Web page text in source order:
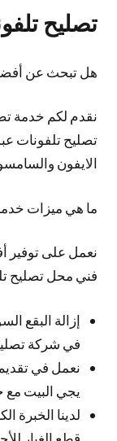
تصليح
هل تبحث عن
نقدم لكم خدمة
تصليح تلفونات
الايفون
ما هي ميزات
نعمل على توفير
فني محل تصليح
إزالة البقع
في شركة
نعمل في
يجي البيت
لدينا الخبرة
قطع الغيار